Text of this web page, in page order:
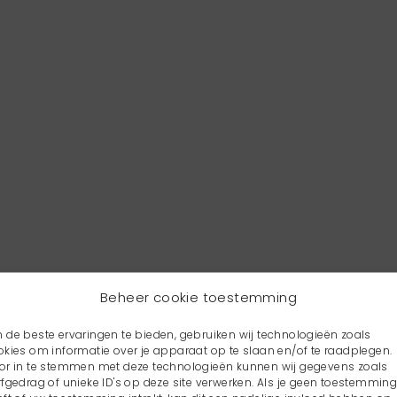
Beheer cookie toestemming
de beste ervaringen te bieden, gebruiken wij technologieën zoals
om informatie over je apparaat op te slaan en/of te raadplegen.
in te stemmen met deze technologieën kunnen wij gegevens zoals
of unieke ID's op deze site verwerken. Als je geen toestemming